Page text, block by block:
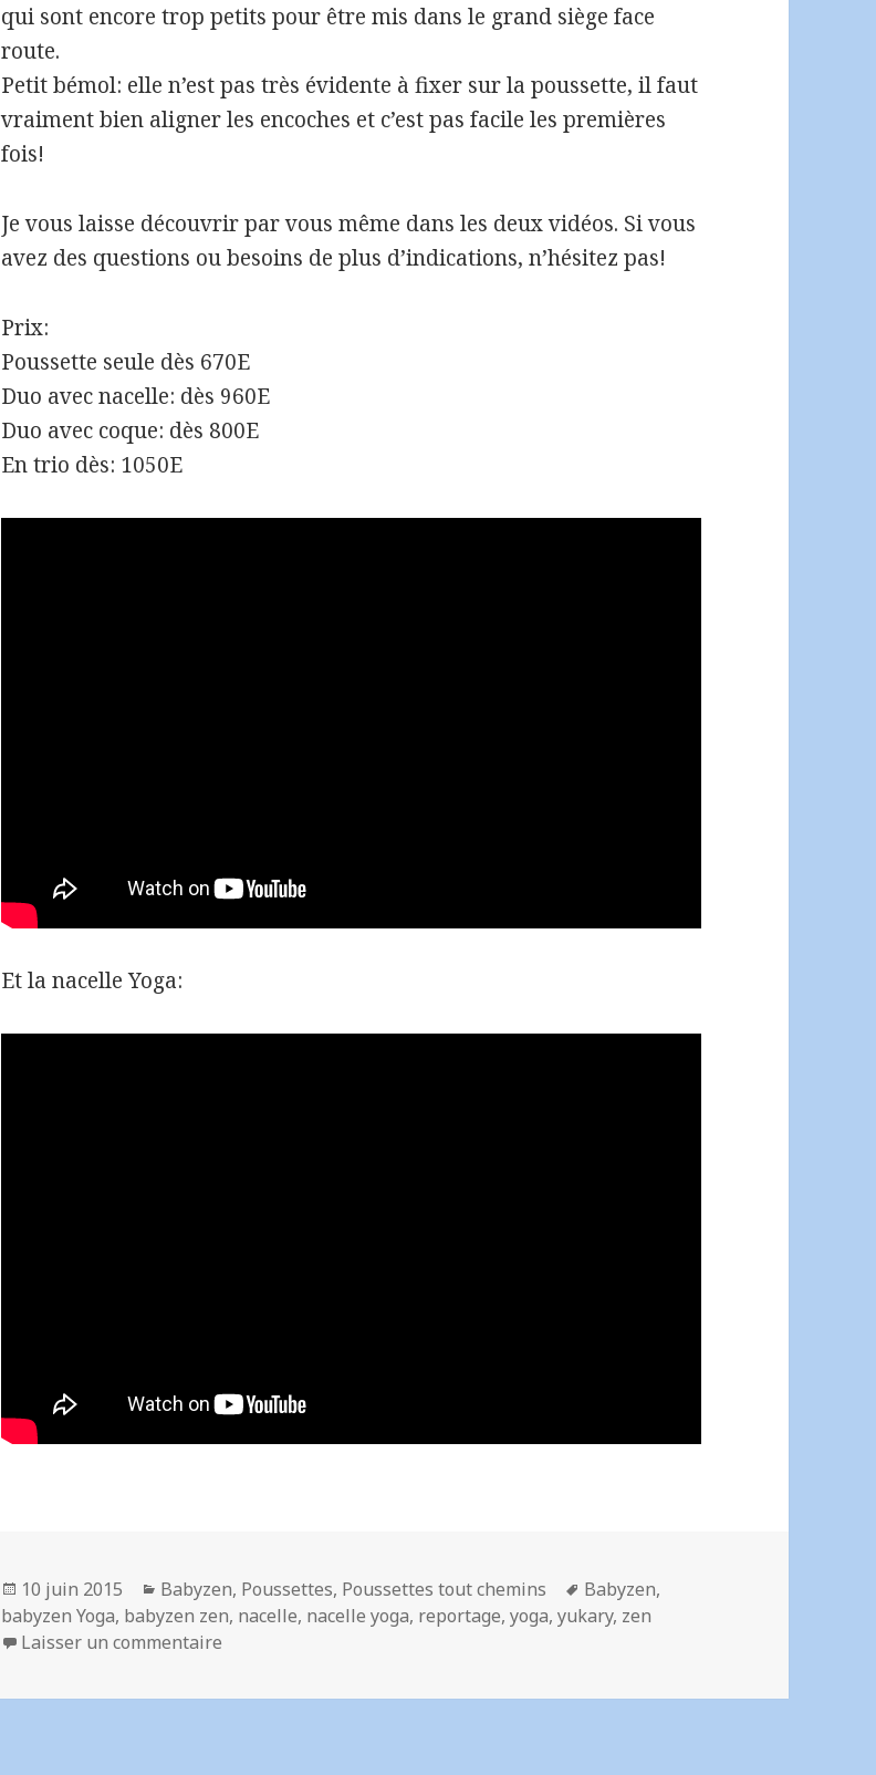
qui sont encore trop petits pour être mis dans le grand siège face
route.
Petit bémol: elle n’est pas très évidente à fixer sur la poussette, il faut
vraiment bien aligner les encoches et c’est pas facile les premières
fois!
Je vous laisse découvrir par vous même dans les deux vidéos. Si vous
avez des questions ou besoins de plus d’indications, n’hésitez pas!
Prix:
Poussette seule dès 670E
Duo avec nacelle: dès 960E
Duo avec coque: dès 800E
En trio dès: 1050E
Et la nacelle Yoga:
Publié
le
10 juin 2015 Catégories
Babyzen, Poussettes, Poussettes tout chemins
Mots-
clés
Babyzen,
babyzen Yoga, babyzen zen, nacelle, nacelle yoga, reportage,yoga,yukary, zen
Laisser un commentaire